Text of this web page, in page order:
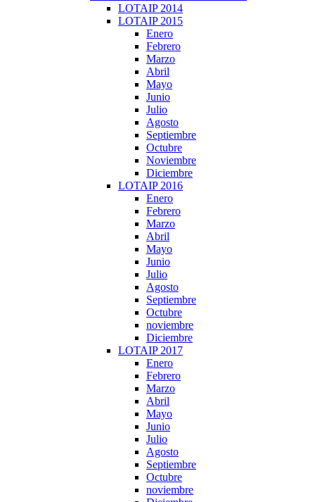
LOTAIP 2014
LOTAIP 2015
Enero
Febrero
Marzo
Abril
Mayo
Junio
Julio
Agosto
Septiembre
Octubre
Noviembre
Diciembre
LOTAIP 2016
Enero
Febrero
Marzo
Abril
Mayo
Junio
Julio
Agosto
Septiembre
Octubre
noviembre
Diciembre
LOTAIP 2017
Enero
Febrero
Marzo
Abril
Mayo
Junio
Julio
Agosto
Septiembre
Octubre
noviembre